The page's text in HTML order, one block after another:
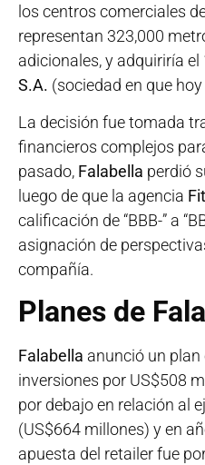
los centros comerciales
representan 323,000
adicionales, y adquiriría el
S.A. (sociedad en que
La decisión fue tomada
financieros complejos
pasado, Falabella perdió
luego de que la agencia
calificación de “BBB-” a
asignación de
compañía.
Planes de
Falabella anunció un
inversiones por US$508
por debajo en relación al
(US$664 millones) y en
apuesta del retailer fue